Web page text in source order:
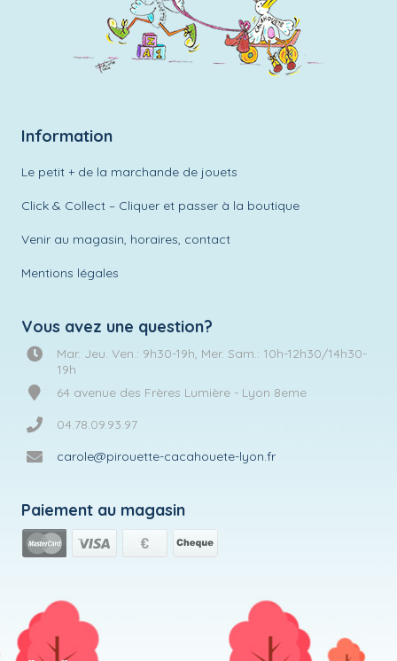
Information
Le petit + de la marchande de jouets
Click & Collect – Cliquer et passer à la boutique
Venir au magasin, horaires, contact
Mentions légales
Vous avez une question?
Mar. Jeu. Ven.: 9h30-19h, Mer. Sam.: 10h-12h30/14h30-
19h
64 avenue des Frères Lumière - Lyon 8eme
04.78.09.93.97
carole@pirouette-cacahouete-lyon.fr
Paiement au magasin